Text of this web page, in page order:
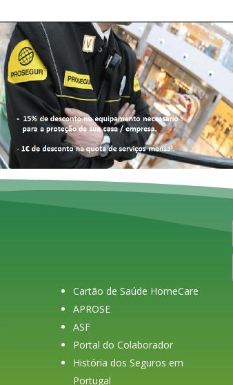
Cartão de Saúde HomeCare
APROSE
ASF
Portal do Colaborador
História dos Seguros em
Portugal